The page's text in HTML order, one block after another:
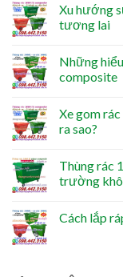
Xu hướng
tương lai
Những
composite
Xe gom
ra sao?
Thùng rác
trường
Cách lắp